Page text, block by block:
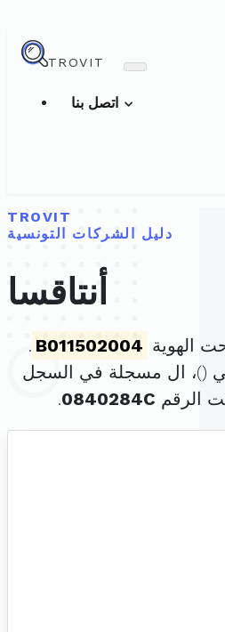
TROVIT
TROVIT
دليل الشركات التونسية
أنتاقسا
الهوية B011502004
.
()، ال مسجلة في السجل
الرقم 0840284C
.